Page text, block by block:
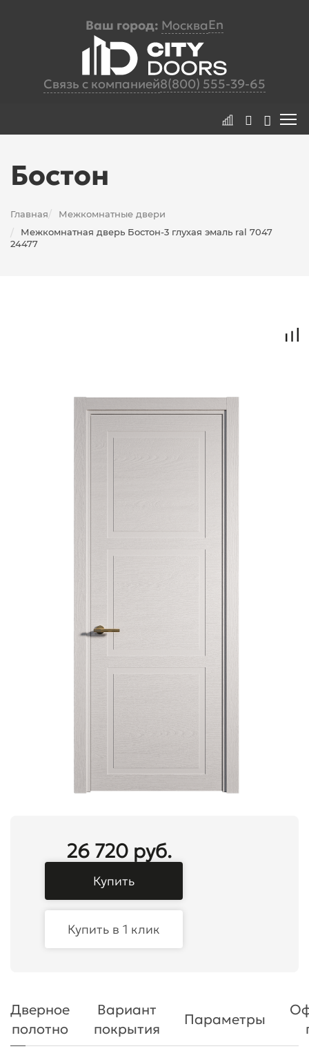
Ваш город: МоскваEn
Связь с компанией8(800) 555-39-65
Бостон
Главная/ Межкомнатные двери
/
Межкомнатная дверь Бостон-3 глухая эмаль ral 7047
24477
26 720 руб.
Купить
Купить в 1 клик
Дверное
полотно
Вариант
покрытия
Параметры